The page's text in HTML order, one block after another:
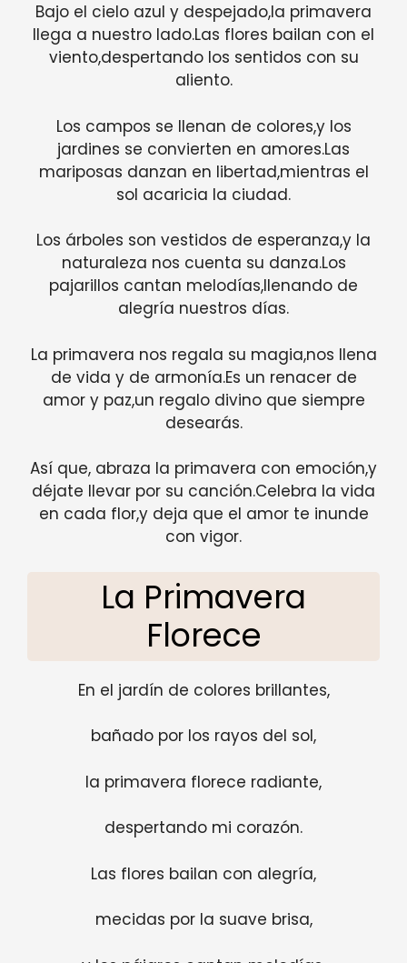
Bajo el cielo azul y despejado,la primavera
llega a nuestro lado.Las flores bailan con el
viento,despertando los sentidos con su
aliento.
Los campos se llenan de colores,y los
jardines se convierten en amores.Las
mariposas danzan en libertad,mientras el
sol acaricia la ciudad.
Los árboles son vestidos de esperanza,y la
naturaleza nos cuenta su danza.Los
pajarillos cantan melodías,llenando de
alegría nuestros días.
La primavera nos regala su magia,nos llena
de vida y de armonía.Es un renacer de
amor y paz,un regalo divino que siempre
desearás.
Así que, abraza la primavera con emoción,y
déjate llevar por su canción.Celebra la vida
en cada flor,y deja que el amor te inunde
con vigor.
La Primavera
Florece
En el jardín de colores brillantes,
bañado por los rayos del sol,
la primavera florece radiante,
despertando mi corazón.
Las flores bailan con alegría,
mecidas por la suave brisa,